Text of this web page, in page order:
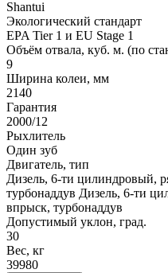
Shantui
Экологический стандарт
EPA Tier 1 и EU Stage 1
Объём отвала, куб. м. (по
9
Ширина колеи, мм
2140
Гарантия
2000/12
Рыхлитель
Один зуб
Двигатель, тип
Дизель, 6-ти цилиндровый,
турбонаддув Дизель, 6-ти
впрыск, турбонаддув
Допустимый уклон, град.
30
Вес, кг
39980